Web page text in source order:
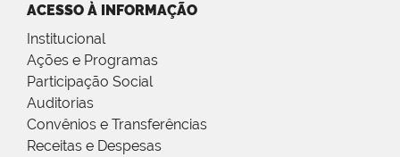
ACESSO À INFORMAÇÃO
Institucional
Ações e Programas
Participação Social
Auditorias
Convênios e Transferências
Receitas e Despesas